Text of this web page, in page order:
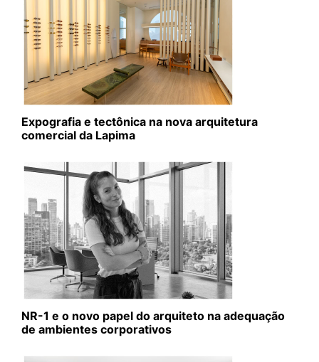
Expografia e tectônica na nova arquitetura
comercial da Lapima
NR-1 e o novo papel do arquiteto na adequação
de ambientes corporativos